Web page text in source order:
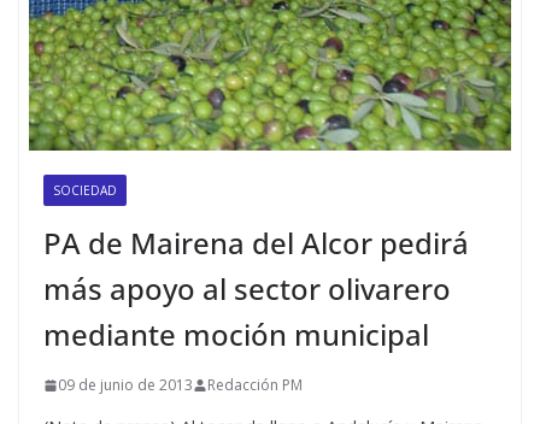
SOCIEDAD
PA de Mairena del Alcor pedirá
más apoyo al sector olivarero
mediante moción municipal
09 de junio de 2013 Redacción PM